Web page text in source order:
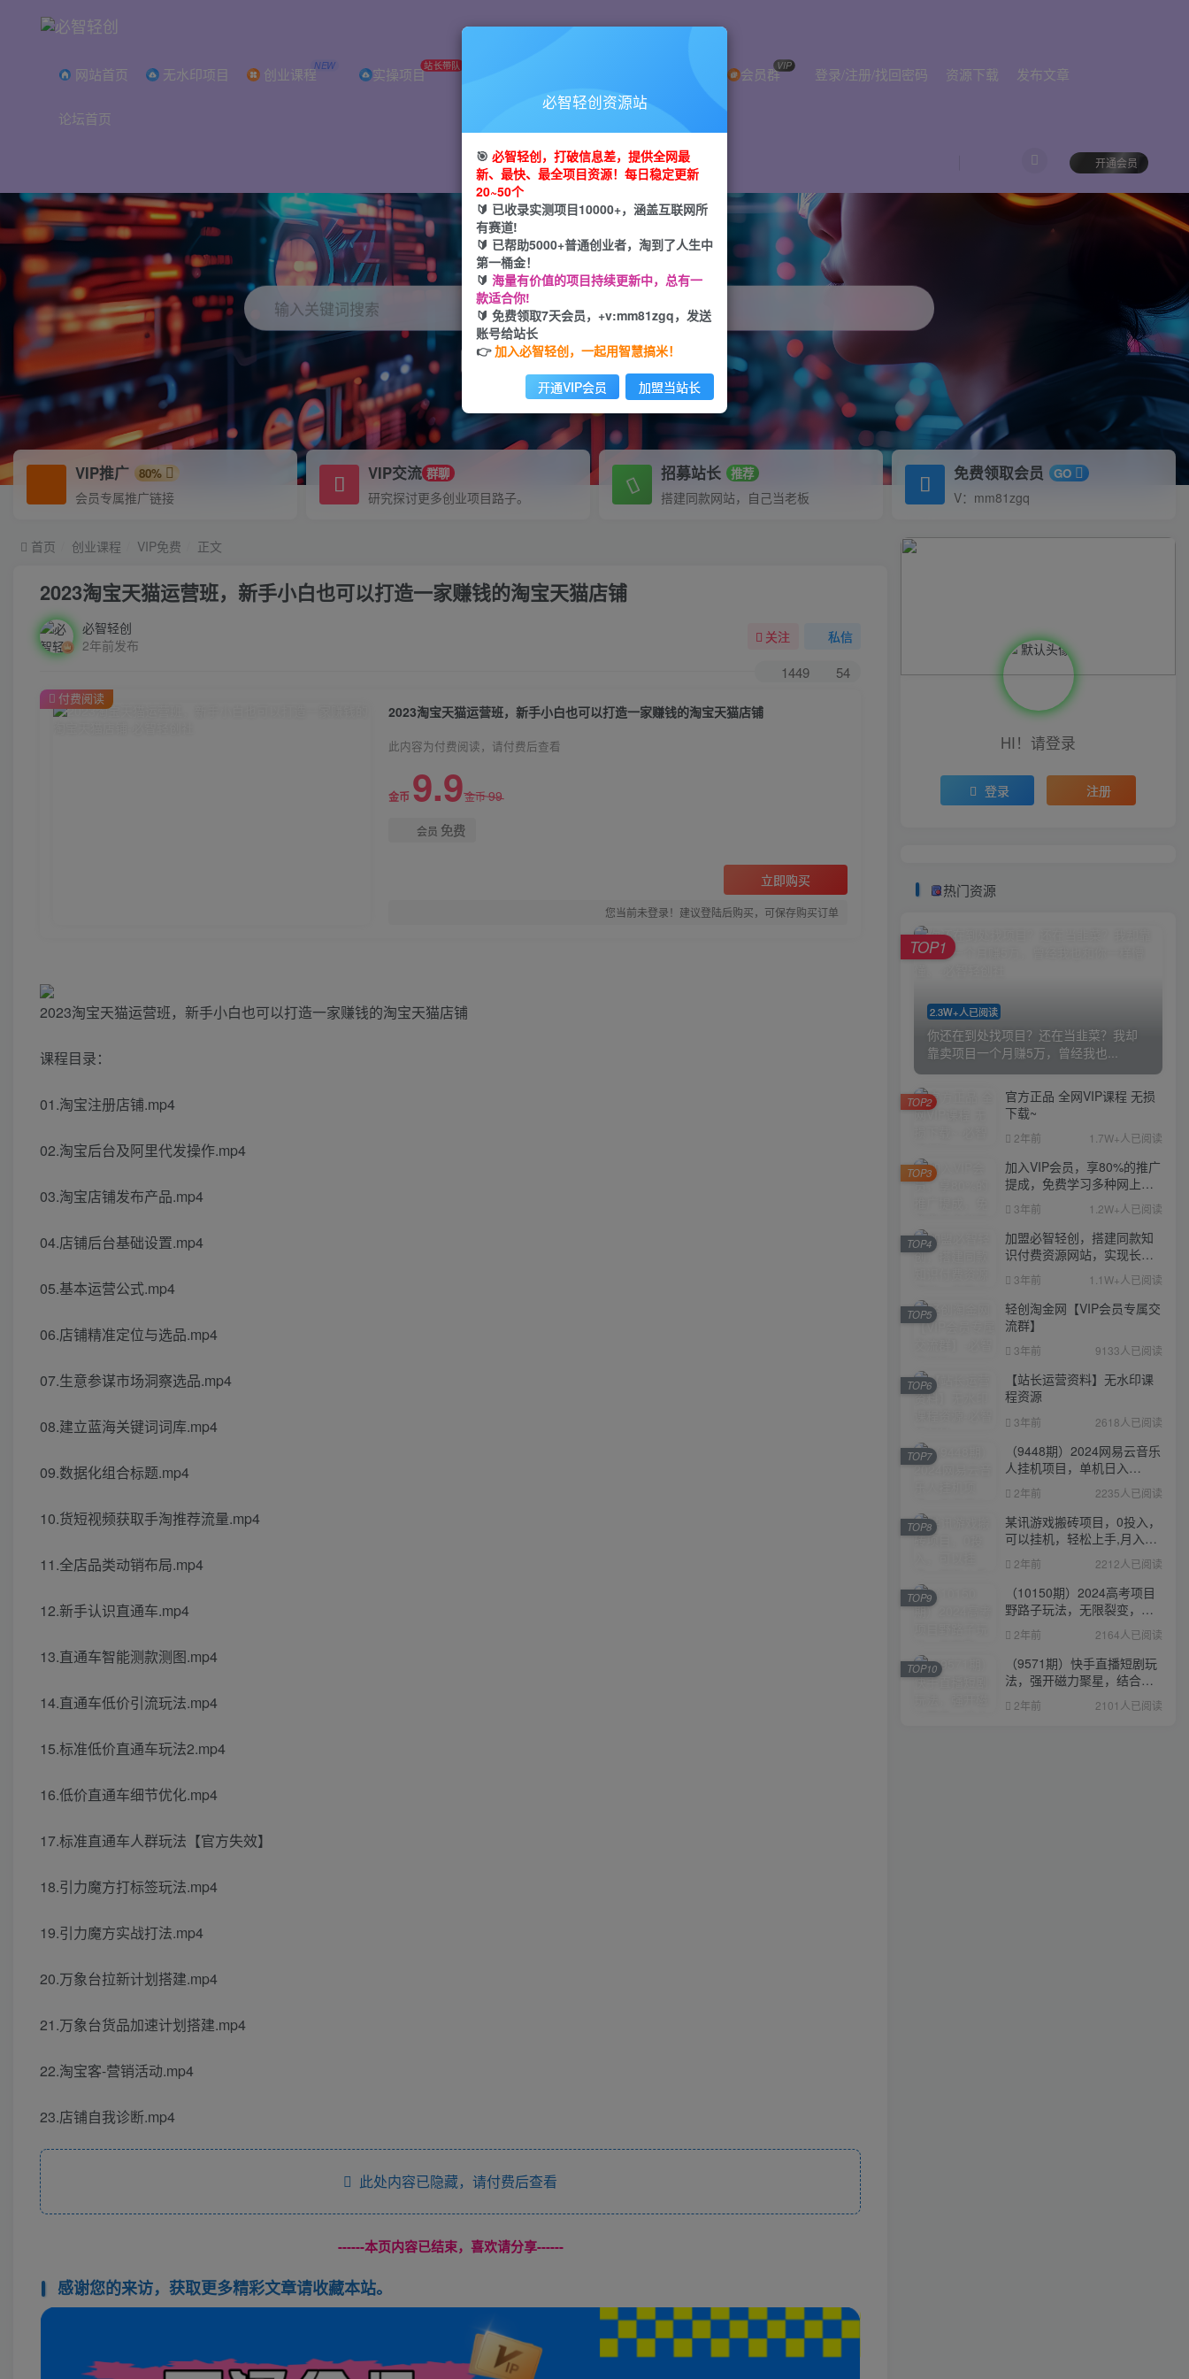
网站首页 无水印项目 创业课程NEW 实操项目站长带队 会员群VIP 登录/注册/找回密码 资源下载 发布文章
论坛首页
开通会员
打破信息差，挖到第一桶金从必智轻创开始
轻创业+轻投资+轻松赚
全网首发 每日更新！
输入关键词搜索
引流 抖音 小红书 剪辑 电商
VIP推广 80%
会员专属推广链接
VIP交流 群聊
研究探讨更多创业项目路子。
招募站长 推荐
搭建同款网站，自己当老板
免费领取会员 GO
V：mm81zgq
首页 创业课程 VIP免费 正文
2023淘宝天猫运营班，新手小白也可以打造一家赚钱的淘宝天猫店铺
必智轻创
2年前发布
关注 私信
1449 54
2023淘宝天猫运营班，新手小白也可以打造一家赚钱的淘宝天猫店铺
此内容为付费阅读，请付费后查看
金币 9.9金币99
会员 免费
立即购买
您当前未登录！建议登陆后购买，可保存购买订单
付费阅读
2023淘宝天猫运营班，新手小白也可以打造一家赚钱的淘宝天猫店铺
课程目录：
01.淘宝注册店铺.mp4
02.淘宝后台及阿里代发操作.mp4
03.淘宝店铺发布产品.mp4
04.店铺后台基础设置.mp4
05.基本运营公式.mp4
06.店铺精准定位与选品.mp4
07.生意参谋市场洞察选品.mp4
08.建立蓝海关键词词库.mp4
09.数据化组合标题.mp4
10.货短视频获取手淘推荐流量.mp4
11.全店品类动销布局.mp4
12.新手认识直通车.mp4
13.直通车智能测款测图.mp4
14.直通车低价引流玩法.mp4
15.标准低价直通车玩法2.mp4
16.低价直通车细节优化.mp4
17.标准直通车人群玩法【官方失效】
18.引力魔方打标签玩法.mp4
19.引力魔方实战打法.mp4
20.万象台拉新计划搭建.mp4
21.万象台货品加速计划搭建.mp4
22.淘宝客-营销活动.mp4
23.店铺自我诊断.mp4
此处内容已隐藏，请付费后查看
------本页内容已结束，喜欢请分享------
感谢您的来访，获取更多精彩文章请收藏本站。
HI！请登录
登录 注册
热门资源
2.3W+人已阅读
你还在到处找项目？还在当韭菜？我却
靠卖项目一个月赚5万，曾经我也...
TOP1
官方正品 全网VIP课程 无损
下载~
2年前 1.7W+人已阅读
TOP2
加入VIP会员，享80%的推广
提成，免费学习多种网上创
业课程，菜鸟秒变大神！
3年前 1.2W+人已阅读
TOP3
加盟必智轻创，搭建同款知
识付费资源网站，实现长期
稳定被动收入~
3年前 1.1W+人已阅读
TOP4
轻创淘金网【VIP会员专属交
流群】
3年前 9133人已阅读
TOP5
【站长运营资料】无水印课
程资源
3年前 2618人已阅读
TOP6
（9448期）2024网易云音乐
人挂机项目，单机日入
150+，无脑月入5000+
2年前 2235人已阅读
TOP7
某讯游戏搬砖项目，0投入，
可以挂机，轻松上手,月入
3000+上不封顶
2年前 2212人已阅读
TOP8
（10150期）2024高考项目
野路子玩法，无限裂变，最
高一天1W＋！
2年前 2164人已阅读
TOP9
（9571期）快手直播短剧玩
法，强开磁力聚星，结合多
种变现方式日入600+
2年前 2101人已阅读
TOP10
必智轻创资源站
🎯 必智轻创，打破信息差，提供全网最
新、最快、最全项目资源！每日稳定更新
20~50个
🔰 已收录实测项目10000+，涵盖互联网所
有赛道!
🔰 已帮助5000+普通创业者，淘到了人生中
第一桶金！
🔰 海量有价值的项目持续更新中，总有一
款适合你!
🔰 免费领取7天会员，+v:mm81zgq，发送
账号给站长
👉加入必智轻创，一起用智慧搞米！
开通VIP会员 加盟当站长